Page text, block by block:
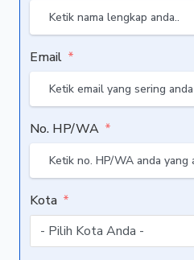
Email
No. HP/WA
Kota
- Pilih Kota Anda -